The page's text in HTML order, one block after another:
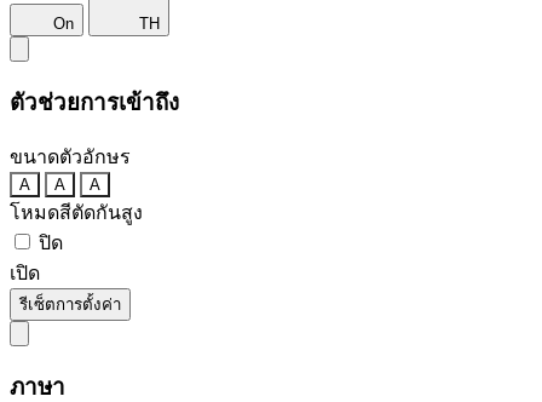
On TH
ตัวช่วยการเข้าถึง
ขนาดตัวอักษร
A A A
โหมดสีตัดกันสูง
ปิด
เปิด
รีเซ็ตการตั้งค่า
ภาษา